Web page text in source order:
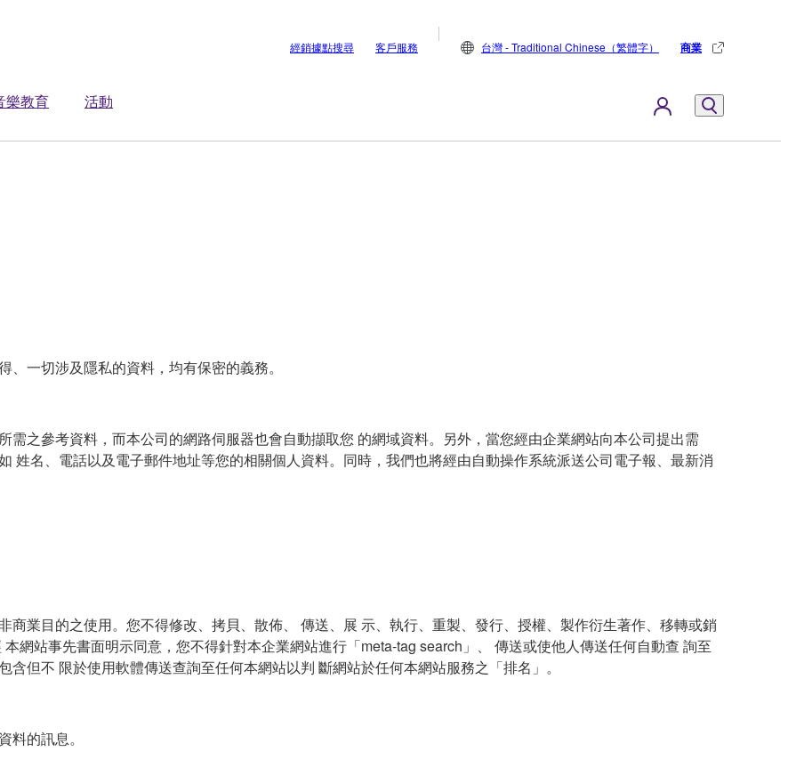
樂教育 活動
經銷據點搜尋 客戶服務 台灣 - Traditional Chinese（繁體字） 商業
一切涉及隱私的資料，均有保密的義務。
之參考資料，而本公司的網路伺服器也會自動擷取您 的網域資料。另外，當您經由企業網站向本公司提出需
姓名、電話以及電子郵件地址等您的相關個人資料。同時，我們也將經由自動操作系統派送公司電子報、最新消
商業目的之使用。您不得修改、拷貝、散佈、 傳送、展 示、執行、重製、發行、授權、製作衍生著作、移轉或銷
網站事先書面明示同意，您不得針對本企業網站進行「meta-tag search」、 傳送或使他人傳送任何自動查 詢至
但不 限於使用軟體傳送查詢至任何本網站以判 斷網站於任何本網站服務之「排名」。
的訊息。